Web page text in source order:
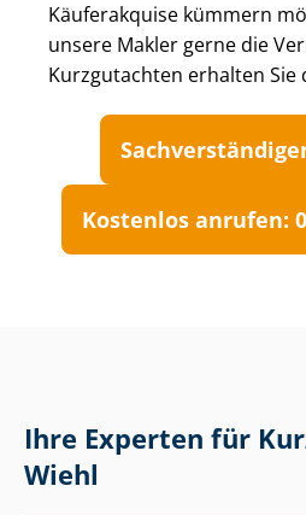
Käuferakquise kümmern
unsere Makler gerne die
Kurzgutachten erhalten Sie
Kostenlos anrufen:
Ihre Experten für
Wiehl